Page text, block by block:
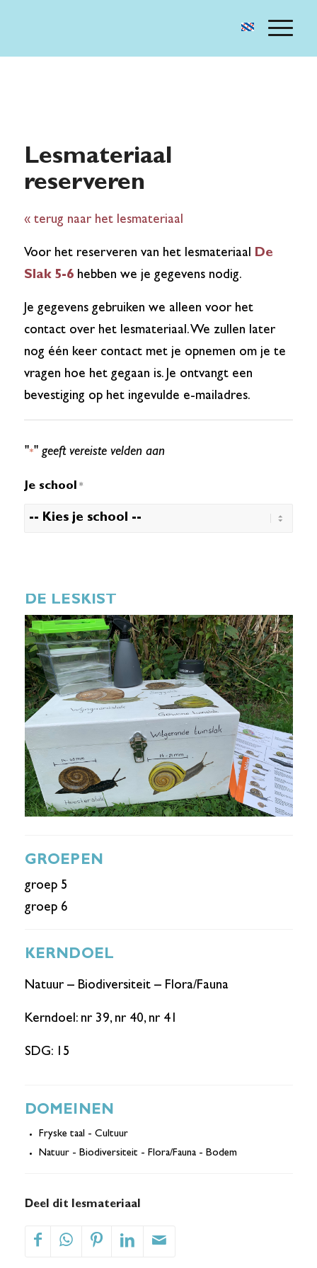
Lesmateriaal
reserveren
« terug naar het lesmateriaal
Voor het reserveren van het lesmateriaal De
Slak 5-6hebben we je gegevens nodig.
Je gegevens gebruiken we alleen voor het
contact over het lesmateriaal. We zullen later
nog één keer contact met je opnemen om je te
vragen hoe het gegaan is. Je ontvangt een
bevestiging op het ingevulde e-mailadres.
"*" geeft vereiste velden aan
Je school *
DE LESKIST
GROEPEN
groep 5
groep 6
KERNDOEL
Natuur – Biodiversiteit – Flora/Fauna
Kerndoel: nr 39, nr 40, nr 41
SDG: 15
DOMEINEN
Fryske taal - Cultuur
Natuur - Biodiversiteit - Flora/Fauna - Bodem
Deel dit lesmateriaal